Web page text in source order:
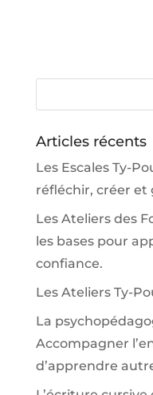
Articles récents
Les Escales Ty-
réfléchir, créer et
Les Ateliers des
les bases pour
confiance.
Les Ateliers Ty-
La
Accompagner
d’apprendre